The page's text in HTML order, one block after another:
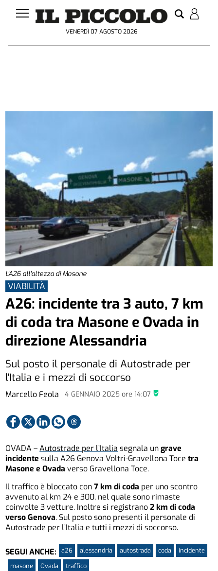
VENERDÌ 07 AGOSTO 2026
L'A26 all'altezza di Masone
Marcello Feola 4 GENNAIO 2025ore 14:07
VIABILITÀ
A26: incidente tra 3 auto, 7 km
di coda tra Masone e Ovada in
direzione Alessandria
Sul posto il personale di Autostrade per
l'Italia e i mezzi di soccorso
OVADA –Autostrade per l’Italia segnala ungrave
incidente sulla A26 Genova Voltri-Gravellona Tocetra
Masone e Ovada verso Gravellona Toce.
Il traffico è bloccato con7 km di coda per uno scontro
avvenuto al km 24 e 300, nel quale sono rimaste
coinvolte 3 vetture. Inoltre si registrano2 km di coda
verso Genova. Sul posto sono presenti il personale di
Autostrade per l’Italia e tutti i mezzi di soccorso.
SEGUI ANCHE: a26 alessandria autostrada coda
incidente
masone
Ovada traffico